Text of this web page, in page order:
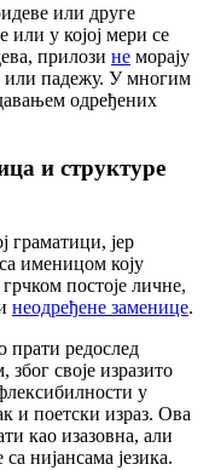
или друге
или у којој мери се
прилози не морају
или падежу. У многим
одређених
и структуре
граматици, јер
именицом коју
постоје личне,
неодређене заменице.
прати редослед
своје изразито
у
и поетски израз. Ова
као изазовна, али
нијансама језика.